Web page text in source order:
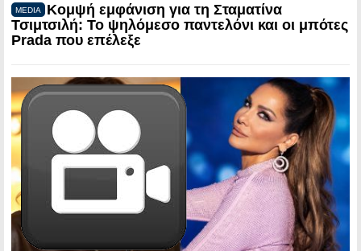
MEDIA
Κομψή εμφάνιση για τη Σταματίνα
Τσιμτσιλή: Το ψηλόμεσο παντελόνι και οι μπότες
Prada που επέλεξε